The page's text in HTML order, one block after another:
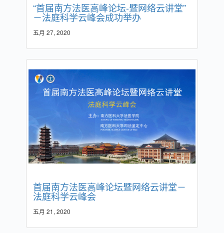
“首届南方法医高峰论坛-暨网络云讲堂”
－法庭科学云峰会成功举办
五月 27, 2020
首届南方法医高峰论坛暨网络云讲堂－
法庭科学云峰会
五月 21, 2020